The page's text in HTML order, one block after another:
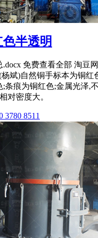
半透明
免费查看全部 淘豆
斌)自然铜手标本为铜红
;条痕为铜红色;金属光泽,
对密度大。
3780 8511